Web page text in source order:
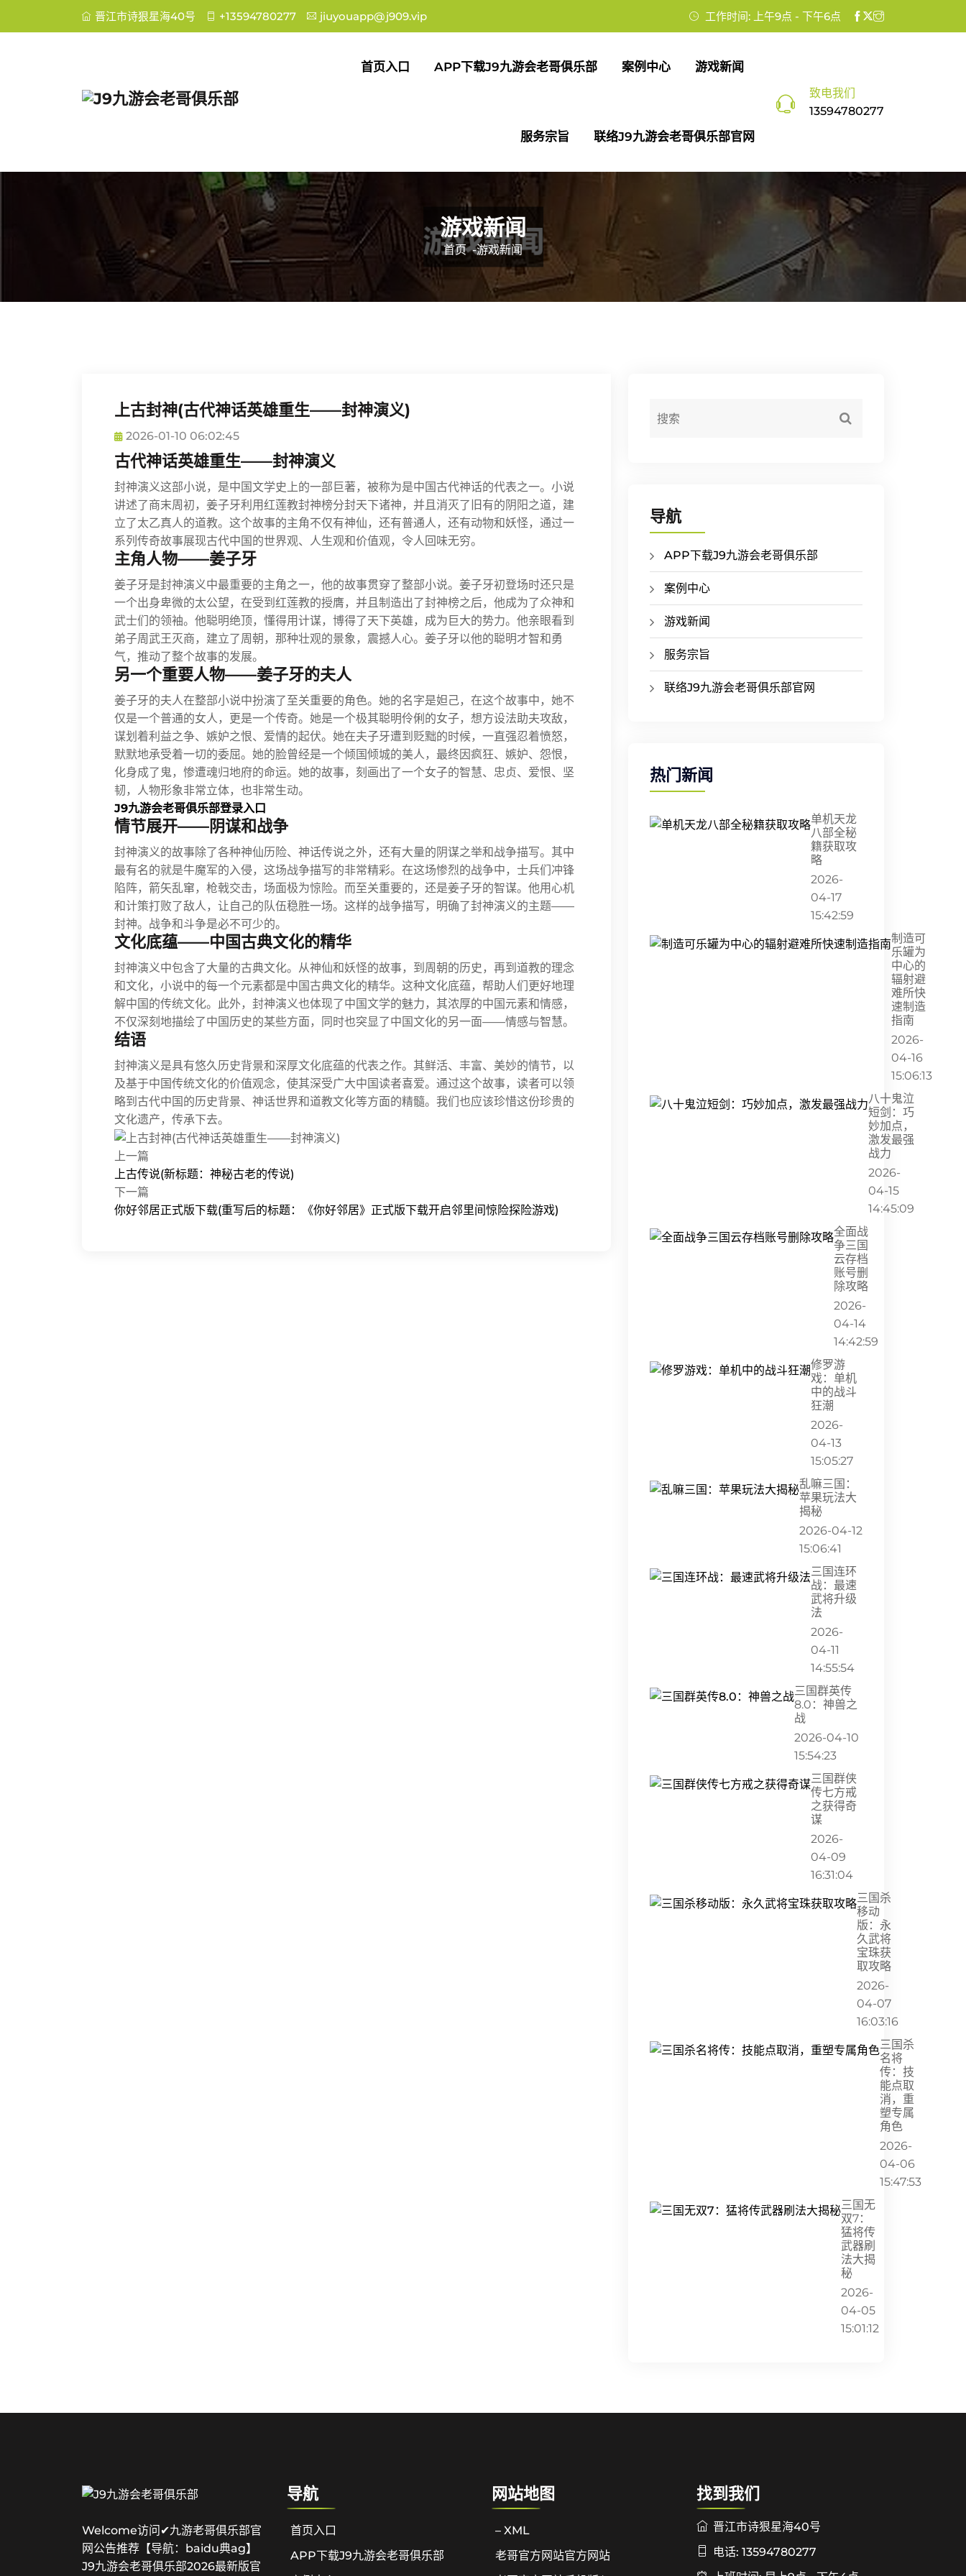
晋江市诗狠星海40号 +13594780277 jiuyouapp@j909.vip 工作时间: 上午9点 - 下午6点
首页入口 APP下载J9九游会老哥俱乐部 案例中心 游戏新闻
服务宗旨 联络J9九游会老哥俱乐部官网
致电我们
13594780277
游戏新闻
首页 -游戏新闻
上古封神(古代神话英雄重生——封神演义)
2026-01-10 06:02:45
古代神话英雄重生——封神演义
封神演义这部小说，是中国文学史上的一部巨著，被称为是中国古代神话的代表之一。小说
讲述了商末周初，姜子牙利用红莲教封神榜分封天下诸神，并且消灭了旧有的阴阳之道，建
立了太乙真人的道教。这个故事的主角不仅有神仙，还有普通人，还有动物和妖怪，通过一
系列传奇故事展现古代中国的世界观、人生观和价值观，令人回味无穷。
主角人物——姜子牙
姜子牙是封神演义中最重要的主角之一，他的故事贯穿了整部小说。姜子牙初登场时还只是
一个出身卑微的太公望，在受到红莲教的授膺，并且制造出了封神榜之后，他成为了众神和
武士们的领袖。他聪明绝顶，懂得用计谋，博得了天下英雄，成为巨大的势力。他亲眼看到
弟子周武王灭商，建立了周朝，那种壮观的景象，震撼人心。姜子牙以他的聪明才智和勇
气，推动了整个故事的发展。
另一个重要人物——姜子牙的夫人
姜子牙的夫人在整部小说中扮演了至关重要的角色。她的名字是妲己，在这个故事中，她不
仅是一个普通的女人，更是一个传奇。她是一个极其聪明伶俐的女子，想方设法助夫攻敌，
谋划着利益之争、嫉妒之恨、爱情的起伏。她在夫子牙遭到贬黜的时候，一直强忍着愤怒，
默默地承受着一切的委屈。她的脸曾经是一个倾国倾城的美人，最终因疯狂、嫉妒、怨恨，
化身成了鬼，惨遭魂归地府的命运。她的故事，刻画出了一个女子的智慧、忠贞、爱恨、坚
韧，人物形象非常立体，也非常生动。
J9九游会老哥俱乐部登录入口
情节展开——阴谋和战争
封神演义的故事除了各种神仙历险、神话传说之外，还有大量的阴谋之举和战争描写。其中
最有名的就是牛魔军的入侵，这场战争描写的非常精彩。在这场惨烈的战争中，士兵们冲锋
陷阵，箭矢乱窜，枪戟交击，场面极为惊险。而至关重要的，还是姜子牙的智谋。他用心机
和计策打败了敌人，让自己的队伍稳胜一场。这样的战争描写，明确了封神演义的主题——
封神。战争和斗争是必不可少的。
文化底蕴——中国古典文化的精华
封神演义中包含了大量的古典文化。从神仙和妖怪的故事，到周朝的历史，再到道教的理念
和文化，小说中的每一个元素都是中国古典文化的精华。这种文化底蕴，帮助人们更好地理
解中国的传统文化。此外，封神演义也体现了中国文学的魅力，其浓厚的中国元素和情感，
不仅深刻地描绘了中国历史的某些方面，同时也突显了中国文化的另一面——情感与智慧。
结语
封神演义是具有悠久历史背景和深厚文化底蕴的代表之作。其鲜活、丰富、美妙的情节，以
及基于中国传统文化的价值观念，使其深受广大中国读者喜爱。通过这个故事，读者可以领
略到古代中国的历史背景、神话世界和道教文化等方面的精髓。我们也应该珍惜这份珍贵的
文化遗产，传承下去。
上一篇
上古传说(新标题：神秘古老的传说)
下一篇
你好邻居正式版下载(重写后的标题：《你好邻居》正式版下载开启邻里间惊险探险游戏)
导航
APP下载J9九游会老哥俱乐部
案例中心
游戏新闻
服务宗旨
联络J9九游会老哥俱乐部官网
热门新闻
单机天龙
八部全秘
籍获取攻
略
2026-
04-17
15:42:59
制造可
乐罐为
中心的
辐射避
难所快
速制造
指南
2026-
04-16
15:06:13
八十鬼泣
短剑：巧
妙加点，
激发最强
战力
2026-
04-15
14:45:09
全面战
争三国
云存档
账号删
除攻略
2026-
04-14
14:42:59
修罗游
戏：单机
中的战斗
狂潮
2026-
04-13
15:05:27
乱嘛三国：
苹果玩法大
揭秘
2026-04-12
15:06:41
三国连环
战：最速
武将升级
法
2026-
04-11
14:55:54
三国群英传
8.0：神兽之
战
2026-04-10
15:54:23
三国群侠
传七方戒
之获得奇
谋
2026-
04-09
16:31:04
三国杀
移动
版：永
久武将
宝珠获
取攻略
2026-
04-07
16:03:16
三国杀
名将
传：技
能点取
消，重
塑专属
角色
2026-
04-06
15:47:53
三国无
双7：
猛将传
武器刷
法大揭
秘
2026-
04-05
15:01:12
Welcome访问✔九游老哥俱乐部官
网公告推荐【导航：baidu典ag】
J9九游会老哥俱乐部2026最新版官
导航
首页入口
APP下载J9九游会老哥俱乐部
网站地图
– XML
老哥官方网站官方网站
找到我们
晋江市诗狠星海40号
电话: 13594780277